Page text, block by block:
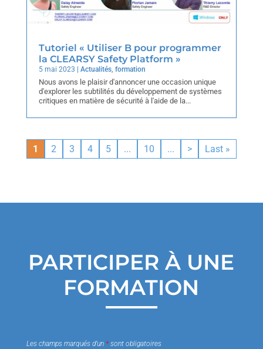
Tutoriel « Utiliser B pour programmer
la CLEARSY Safety Platform »
5 mai 2023 Actualités, formation
Nous avons le plaisir d'annoncer une occasion unique
d'explorer les subtilités du développement de systèmes
critiques en matière de sécurité à l'aide de la...
1 2 3 4 5 ... 10 ... > Last »
PARTICIPER À UNE
FORMATION
Les champs marqués d’un *sont obligatoires